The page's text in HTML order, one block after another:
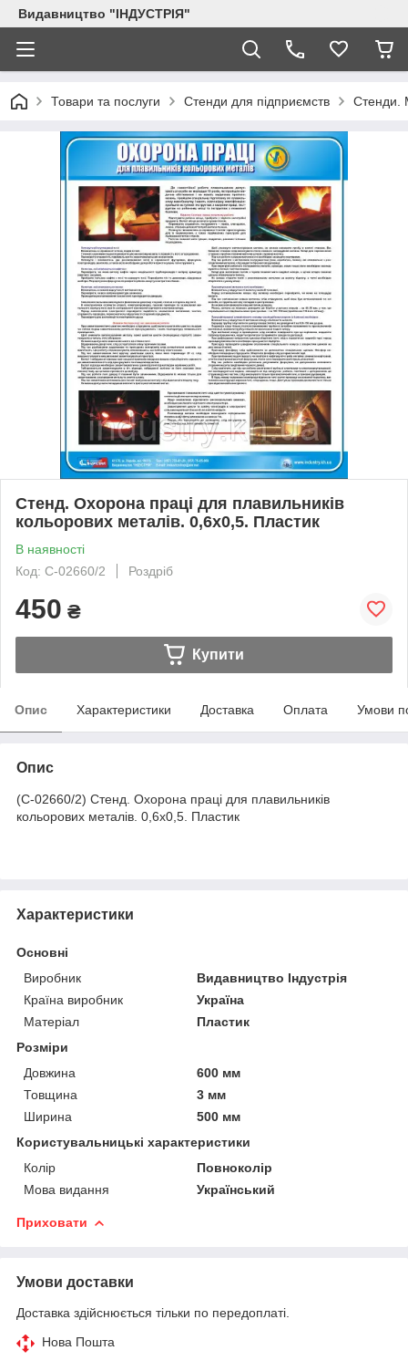
Видавництво "ІНДУСТРІЯ"
Товари та послуги Стенди для підприємств Стенди.
Стенд. Охорона праці для плавильників
кольорових металів. 0,6х0,5. Пластик
В наявності
Код: С-02660/2
Роздріб
450 ₴
Купити
Опис Характеристики Доставка Оплата Умови
Опис
(С-02660/2) Стенд. Охорона праці для плавильників
кольорових металів. 0,6х0,5. Пластик
Характеристики
Основні
Виробник
Видавництво Індустрія
Країна виробник
Україна
Матеріал
Пластик
Розміри
Довжина
600 мм
Товщина
3 мм
Ширина
500 мм
Користувальницькі характеристики
Колір
Повноколір
Мова видання
Український
Приховати
Умови доставки
Доставка здійснюється тільки по передоплаті.
Нова Пошта